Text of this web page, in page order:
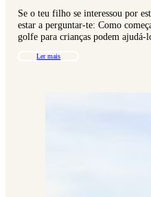
Se o teu filho se interessou por
estar a perguntar-te: Como
golfe para crianças podem ajudá-
Ler mais